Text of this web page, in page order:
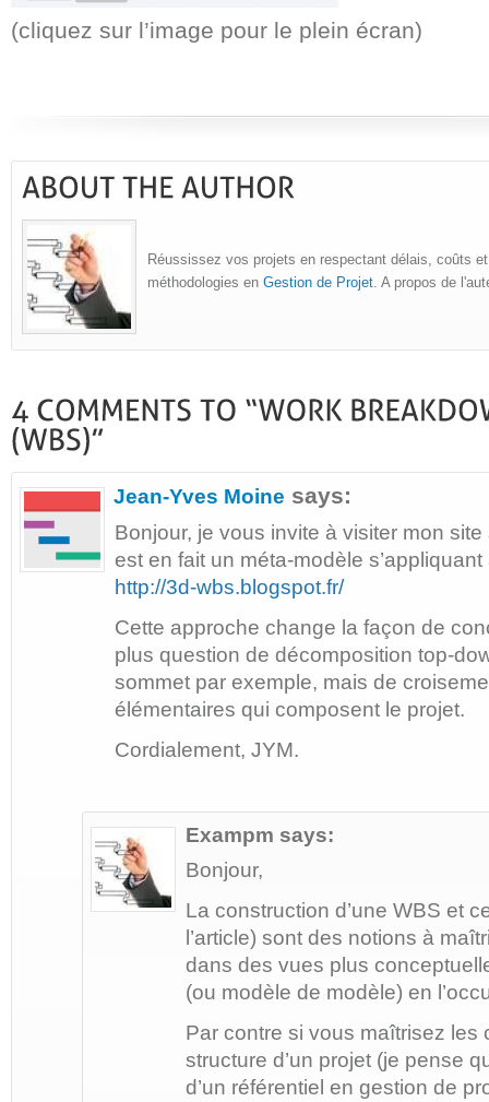
(cliquez sur l’image pour le plein écran)
Réussissez vos projets en respectant délais, coûts
méthodologies en Gestion de Projet. A propos de
Jean-Yves Moine says:
Bonjour, je vous invite à visiter mon
est en fait un méta-modèle
http://3d-wbs.blogspot.fr/
Cette approche change la façon de
plus question de décomposition top-
sommet par exemple, mais de
élémentaires qui composent le projet.
Cordialement, JYM.
Exampm says:
Bonjour,
La construction d’une WBS et
l’article) sont des notions à
dans des vues plus
(ou modèle de modèle) en
Par contre si vous maîtrisez les
structure d’un projet (je pense
d’un référentiel en gestion de